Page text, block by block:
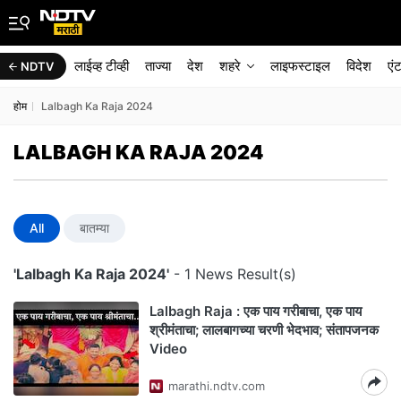
NDTV लाईव्ह टीव्ही ताज्या देश शहरे लाइफस्टाइल विदेश
होम Lalbagh Ka Raja 2024
LALBAGH KA RAJA 2024
All बातम्या
'Lalbagh Ka Raja 2024' - 1 News Result(s)
Lalbagh Raja : एक पाय गरीबाचा, एक पाय
श्रीमंताचा; लालबागच्या चरणी भेदभाव; संतापजनक
Video
marathi.ndtv.com